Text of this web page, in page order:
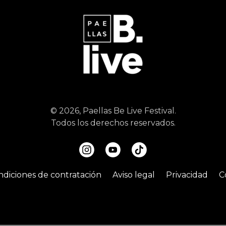
© 2026, Paellas Be Live Festival.
Todos los derechos reservados.
de contratación Aviso legal Privacidad